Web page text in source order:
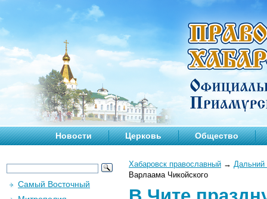
Новости Церковь Общество
Хабаровск православный → Дальний
Варлаама Чикойского
Самый Восточный